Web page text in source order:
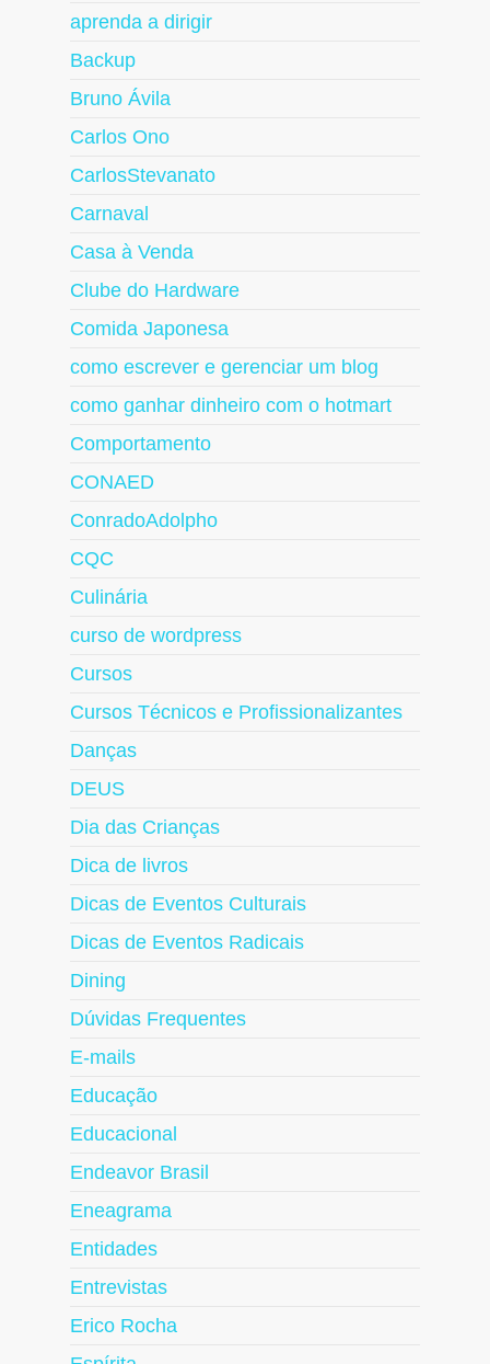
aprenda a dirigir
Backup
Bruno Ávila
Carlos Ono
CarlosStevanato
Carnaval
Casa à Venda
Clube do Hardware
Comida Japonesa
como escrever e gerenciar um blog
como ganhar dinheiro com o hotmart
Comportamento
CONAED
ConradoAdolpho
CQC
Culinária
curso de wordpress
Cursos
Cursos Técnicos e Profissionalizantes
Danças
DEUS
Dia das Crianças
Dica de livros
Dicas de Eventos Culturais
Dicas de Eventos Radicais
Dining
Dúvidas Frequentes
E-mails
Educação
Educacional
Endeavor Brasil
Eneagrama
Entidades
Entrevistas
Erico Rocha